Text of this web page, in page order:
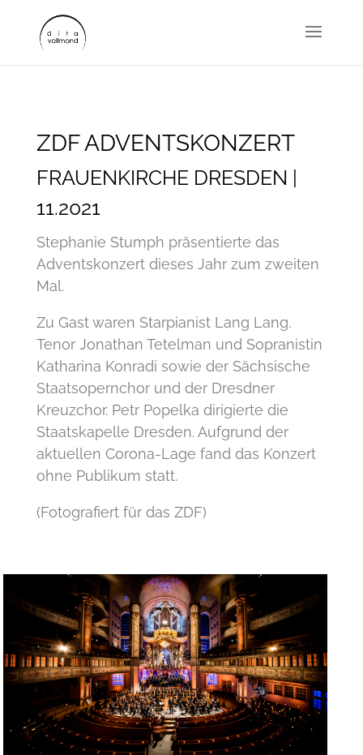
ZDF ADVENTSKONZERT
FRAUENKIRCHE DRESDEN |
11.2021
Stephanie Stumph präsentierte das
Adventskonzert dieses Jahr zum zweiten
Mal.
Zu Gast waren Starpianist Lang Lang,
Tenor Jonathan Tetelman und Sopranistin
Katharina Konradi sowie der Sächsische
Staatsopernchor und der Dresdner
Kreuzchor. Petr Popelka dirigierte die
Staatskapelle Dresden. Aufgrund der
aktuellen Corona-Lage fand das Konzert
ohne Publikum statt.
(Fotografiert für das ZDF)